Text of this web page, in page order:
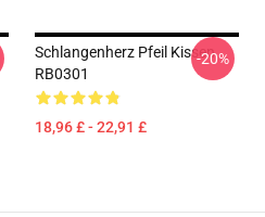
Schlangenherz Pfeil Kissen
RB0301
18,96 £ - 22,91 £
-20%